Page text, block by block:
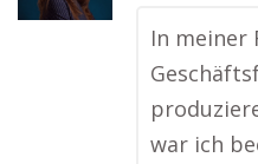
In meiner
war ich